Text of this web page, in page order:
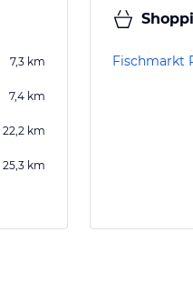
7,3 km
7,4 km
22,2 km
25,3 km
Fischmarkt